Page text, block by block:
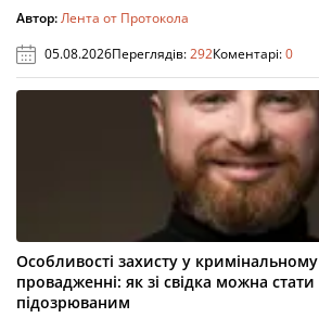
Автор:Лента от Протокола
05.08.2026Переглядів:292Коментарі:0
Особливості захисту у кримінальному
провадженні: як зі свідка можна стати
підозрюваним